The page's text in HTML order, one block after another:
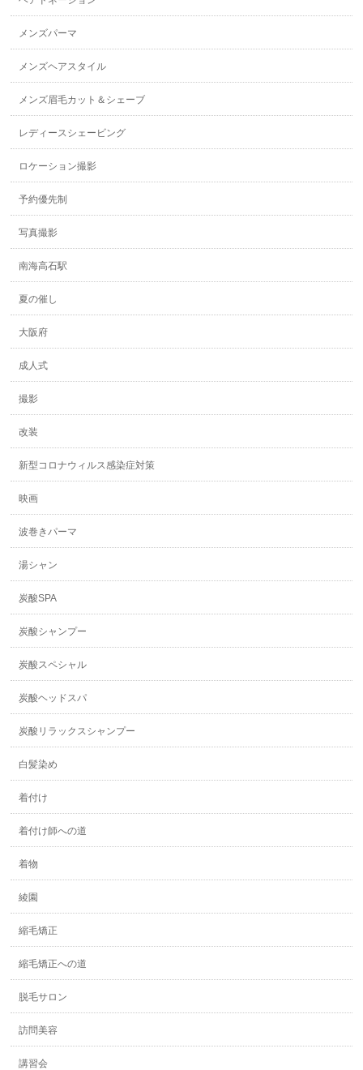
メンズパーマ
メンズヘアスタイル
メンズ眉毛カット＆シェーブ
レディースシェービング
ロケーション撮影
予約優先制
写真撮影
南海高石駅
夏の催し
大阪府
成人式
撮影
改装
新型コロナウィルス感染症対策
映画
波巻きパーマ
湯シャン
炭酸SPA
炭酸シャンプー
炭酸スペシャル
炭酸ヘッドスパ
炭酸リラックスシャンプー
白髪染め
着付け
着付け師への道
着物
綾園
縮毛矯正
縮毛矯正への道
脱毛サロン
訪問美容
講習会